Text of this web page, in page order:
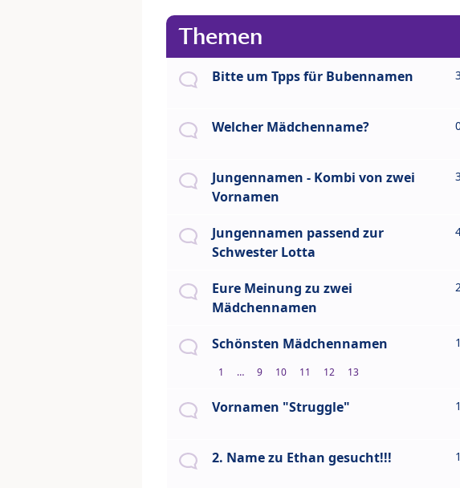
Themen
Bitte um Tpps für Bubennamen
Welcher Mädchenname?
Jungennamen - Kombi von zwei
Vornamen
Jungennamen passend zur
Schwester Lotta
Eure Meinung zu zwei
Mädchennamen
Schönsten Mädchennamen
1 … 9 10 11 12 13
Vornamen "Struggle"
2. Name zu Ethan gesucht!!!